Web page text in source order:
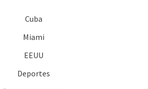
Cuba
Miami
EEUU
Deportes